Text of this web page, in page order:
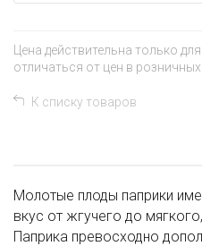
Цена действительна только
отличаться от цен в розничных
К списку товаров
Молотые плоды паприки
вкус от жгучего до
Паприка превосходно